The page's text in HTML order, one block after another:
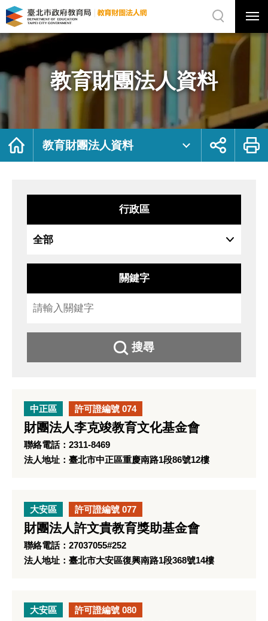
教
育
團
資
料
府
局
法
網
站
選
選
單
關
網
站
尋
教育財團法人資料
首
教育財團法人資料
展
鈕
列
行政區
關鍵字
搜尋
中正區 許可證編號 074
財團法人李克竣教育文化基金會
聯絡電話：2311-8469
法人地址：臺北市中正區重慶南路1段86號12樓
大安區 許可證編號 077
財團法人許文貴教育獎助基金會
聯絡電話：27037055#252
法人地址：臺北市大安區復興南路1段368號14樓
大安區 許可證編號 080